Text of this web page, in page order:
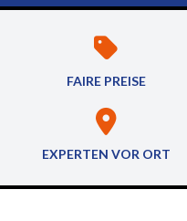
FAIRE PREISE
EXPERTEN VOR ORT